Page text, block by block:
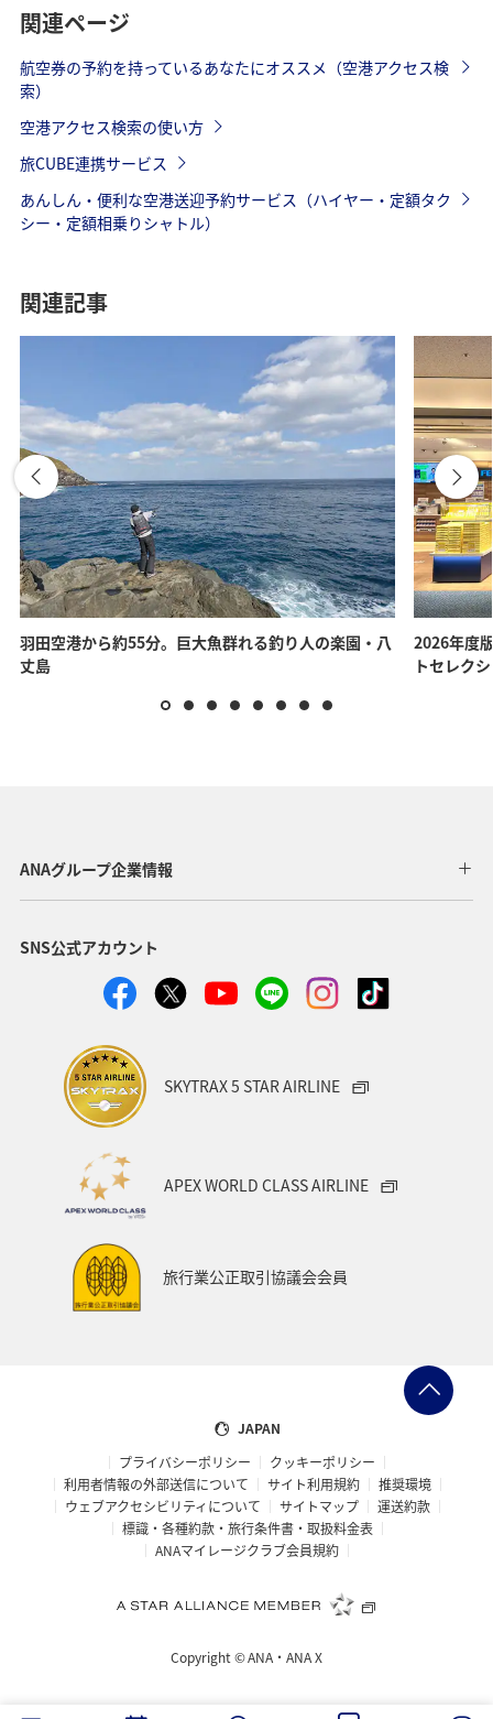
関連ページ
航空券の予約を持っているあなたにオススメ（空港アクセス検
索）
空港アクセス検索の使い方
旅CUBE連携サービス
あんしん・便利な空港送迎予約サービス（ハイヤー・定額タク
シー・定額相乗りシャトル）
関連記事
羽田空港から約55分。巨大魚群れる釣り人の楽園・八
丈島
2026年度
トセレク
ANAグループ企業情報
SNS公式アカウント
SKYTRAX 5 STAR AIRLINE
APEX WORLD CLASS AIRLINE
旅行業公正取引協議会会員
JAPAN
プライバシーポリシー
クッキーポリシー
利用者情報の外部送信について
サイト利用規約
推奨環境
ウェブアクセシビリティについて
サイトマップ
運送約款
標識・各種約款・旅行条件書・取扱料金表
ANAマイレージクラブ会員規約
Copyright ©ANA・ANA X